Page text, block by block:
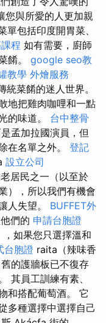
您與所愛的人更加親
單包括印度開胃菜、
程 如有需要，廚師
餚。 google seo教
教學 外燴服務
統菜餚的迷人世界。
地把雞肉咖哩和一點
的味道。 台中整骨
孟加拉國演員，但
在名單之外。 登記
設立公司
居民之一（以至於
），所以我們有機會
人失望。 BUFFET外
們的 申請台胞證
如果您只選擇溫和
台胞證 raita（辣味香
舊的護牆板已不復存
其員工訓練有素、
和搭配葡萄酒。 它
多種選擇中選擇自己